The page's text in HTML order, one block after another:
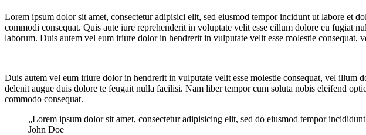
Lorem ipsum dolor sit amet, consectetur adipisici elit, sed eiusmod tempor incidunt ut labore et
commodi consequat. Quis aute iure reprehenderit in voluptate velit esse cillum dolore eu fugiat
laborum. Duis autem vel eum iriure dolor in hendrerit in vulputate velit esse molestie consequat,
Duis autem vel eum iriure dolor in hendrerit in vulputate velit esse molestie consequat, vel illum
delenit augue duis dolore te feugait nulla facilisi. Nam liber tempor cum soluta nobis eleifend
commodo consequat.
„Lorem ipsum dolor sit amet, consectetur adipisicing elit, sed do eiusmod tempor
John Doe